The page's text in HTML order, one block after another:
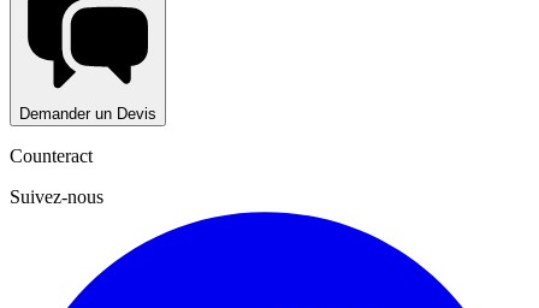
Demander un Devis
Counteract
Suivez-nous